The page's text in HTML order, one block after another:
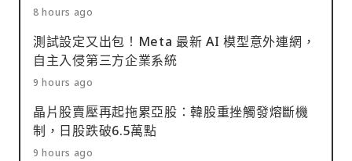
8 hours ago
測試設定又出包！Meta 最新 AI 模型意外連網，
自主入侵第三方企業系統
9 hours ago
晶片股賣壓再起拖累亞股：韓股重挫觸發熔斷機
制，日股跌破6.5萬點
9 hours ago